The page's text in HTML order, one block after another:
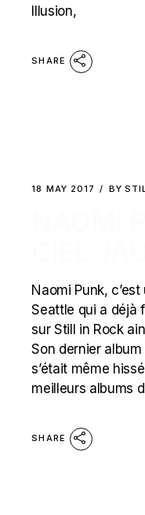
Illusion,
SHARE
18 MAY 2017 BY
Naomi Punk,
Seattle qui a déjà
sur Still in Rock
Son dernier
s’était même
meilleurs albums
SHARE